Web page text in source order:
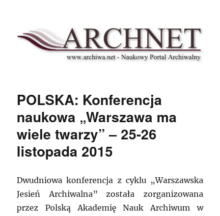
Archnet
POLSKA: Konferencja
naukowa „Warszawa ma
wiele twarzy” – 25-26
listopada 2015
Dwudniowa konferencja z cyklu „Warszawska
Jesień Archiwalna” została zorganizowana
przez Polską Akademię Nauk Archiwum w